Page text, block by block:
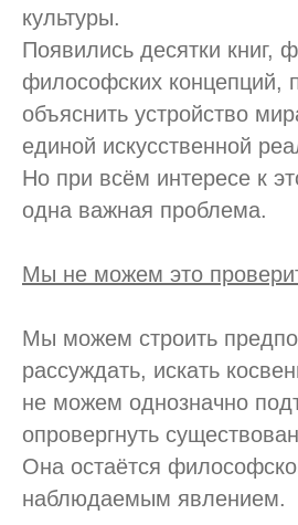
культуры.
Появились десятки книг,
философских концепций,
объяснить устройство
единой искусственной
Но при всём интересе к
одна важная проблема.
Мы не можем это
Мы можем строить
рассуждать, искать
не можем однозначно
опровергнуть
Она остаётся
наблюдаемым явлением.